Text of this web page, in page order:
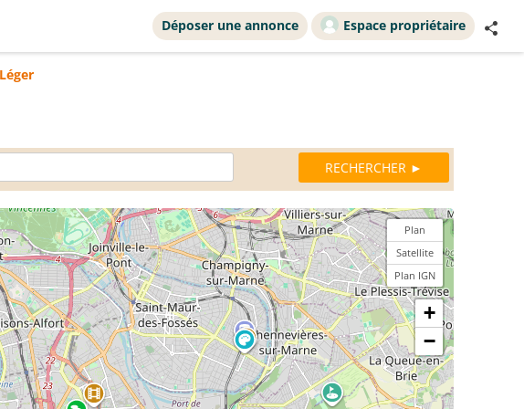
Déposer une annonce Espace propriétaire
Plan
Satellite
Plan IGN
+
−